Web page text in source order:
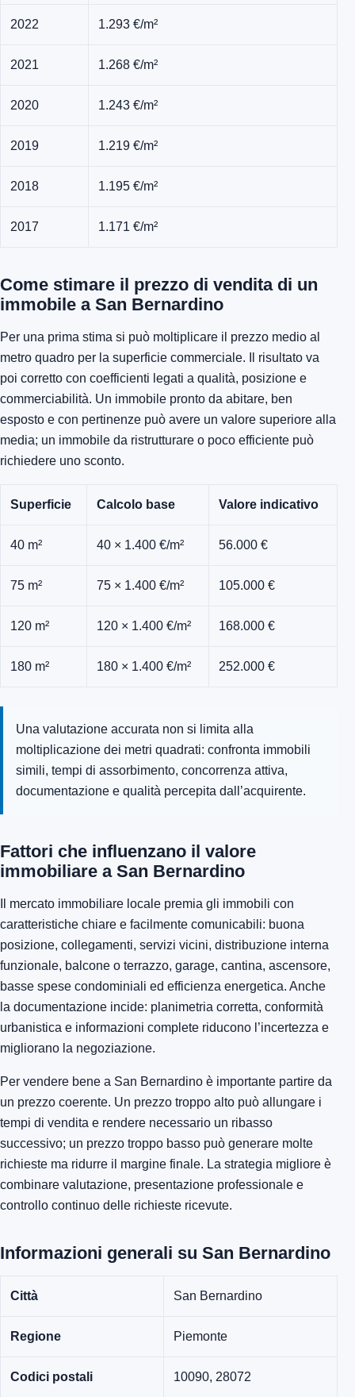
2022 1.293 €/m²
2021 1.268 €/m²
2020 1.243 €/m²
2019 1.219 €/m²
2018 1.195 €/m²
2017 1.171 €/m²
Come stimare il prezzo di vendita di un
immobile a San Bernardino
Per una prima stima si può moltiplicare il prezzo medio al
metro quadro per la superficie commerciale. Il risultato va
poi corretto con coefficienti legati a qualità, posizione e
commerciabilità. Un immobile pronto da abitare, ben
esposto e con pertinenze può avere un valore superiore alla
media; un immobile da ristrutturare o poco efficiente può
richiedere uno sconto.
Superficie Calcolo base Valore indicativo
40 m² 40 × 1.400 €/m² 56.000 €
75 m² 75 × 1.400 €/m² 105.000 €
120 m² 120 × 1.400 €/m² 168.000 €
180 m² 180 × 1.400 €/m² 252.000 €
Una valutazione accurata non si limita alla
moltiplicazione dei metri quadrati: confronta immobili
simili, tempi di assorbimento, concorrenza attiva,
documentazione e qualità percepita dall’acquirente.
Fattori che influenzano il valore
immobiliare a San Bernardino
Il mercato immobiliare locale premia gli immobili con
caratteristiche chiare e facilmente comunicabili: buona
posizione, collegamenti, servizi vicini, distribuzione interna
funzionale, balcone o terrazzo, garage, cantina, ascensore,
basse spese condominiali ed efficienza energetica. Anche
la documentazione incide: planimetria corretta, conformità
urbanistica e informazioni complete riducono l’incertezza e
migliorano la negoziazione.
Per vendere bene a San Bernardino è importante partire da
un prezzo coerente. Un prezzo troppo alto può allungare i
tempi di vendita e rendere necessario un ribasso
successivo; un prezzo troppo basso può generare molte
richieste ma ridurre il margine finale. La strategia migliore è
combinare valutazione, presentazione professionale e
controllo continuo delle richieste ricevute.
Informazioni generali su San Bernardino
Città San Bernardino
Regione Piemonte
Codici postali 10090, 28072